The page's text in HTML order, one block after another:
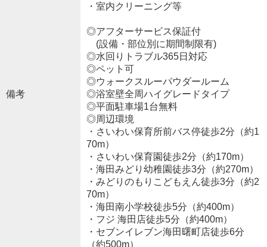
備考
・室内クリーニング等
◎アフターサービス保証付
(設備・部位別に期間制限有)
◎水回りトラブル365日対応
◎ペット可
◎ウォークスルーパウダールーム
◎浴室壁全周ハイグレードタイプ
◎平面駐車場1台無料
◎周辺環境
・さいわい保育所前バス停徒歩2分（約1
70m）
・さいわい保育園徒歩2分（約170m）
・海田みどり幼稚園徒歩3分（約270m）
・みどりのもりこどもえん徒歩3分（約2
70m）
・海田南小学校徒歩5分（約400m）
・フジ 海田店徒歩5分（約400m）
・セブンイレブン海田曙町店徒歩6分
（約500m）